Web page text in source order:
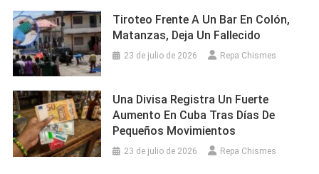
Tiroteo Frente A Un Bar En Colón,
Matanzas, Deja Un Fallecido
23 de julio de 2026 Repa Chismes
Una Divisa Registra Un Fuerte
Aumento En Cuba Tras Días De
Pequeños Movimientos
23 de julio de 2026 Repa Chismes